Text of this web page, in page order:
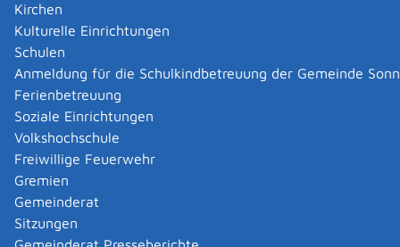
Kirchen
Kulturelle Einrichtungen
Schulen
Anmeldung für die Schulkindbetreuung der Gemeinde
Ferienbetreuung
Soziale Einrichtungen
Volkshochschule
Freiwillige Feuerwehr
Gremien
Gemeinderat
Sitzungen